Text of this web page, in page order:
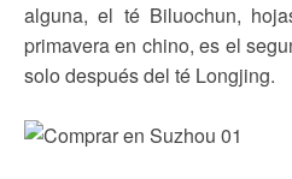
alguna, el té Biluochun,
primavera en chino, es el
solo después del té Longjing.